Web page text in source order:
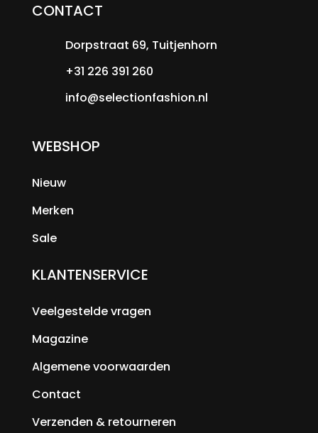
CONTACT
Dorpstraat 69, Tuitjenhorn
+31 226 391 260
info@selectionfashion.nl
WEBSHOP
Nieuw
Merken
Sale
KLANTENSERVICE
Veelgestelde vragen
Magazine
Algemene voorwaarden
Contact
Verzenden & retourneren